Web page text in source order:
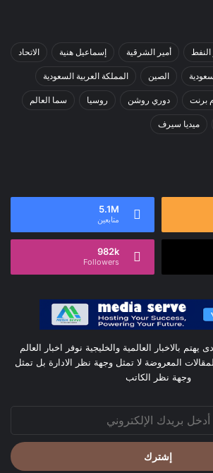
أمير الشرقية إسماعيل هنية الاتحاد
الصين المملكة العربية السعودية
برنت دوري روشن روسيا سما العالم
ميديا سيرف
5.1M
متابعين
982k
Followers
بالاخبار العالمية والخليجية نوفر اخبار العالم
المعروضة لا تمثل وجهة نظر الادارة بل تمثل
وجهة نظر الكاتب